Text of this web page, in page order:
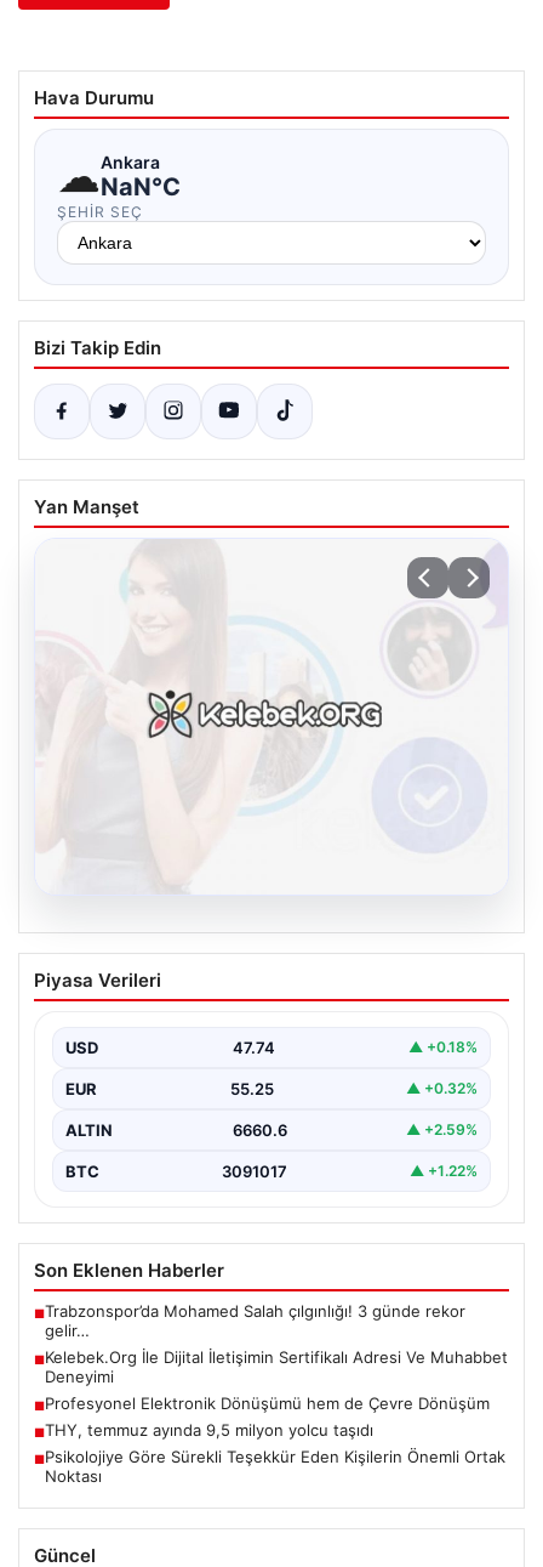
Hava Durumu
☁Ankara
NaN°C
ŞEHIR SEÇ
Bizi Takip Edin
Yan Manşet
Kelebek.Org İle Dijital İletişimin
Sertifikalı Adresi Ve Muhabbet
Sanal ortamında insanların kaliteli bir şekilde bağlantı
olarak…
Piyasa Verileri
USD 47.74 ▲ +0.18%
EUR 55.25 ▲ +0.32%
ALTIN 6660.6 ▲ +2.59%
BTC 3091017 ▲ +1.22%
Son Eklenen Haberler
■Trabzonspor’da Mohamed Salah çılgınlığı! 3 günde rekor
gelir…
■Kelebek.Org İle Dijital İletişimin Sertifikalı Adresi Ve Muhabbet
Deneyimi
■Profesyonel Elektronik Dönüşümü hem de Çevre Dönüşüm
■THY, temmuz ayında 9,5 milyon yolcu taşıdı
■Psikolojiye Göre Sürekli Teşekkür Eden Kişilerin Önemli Ortak
Noktası
Güncel